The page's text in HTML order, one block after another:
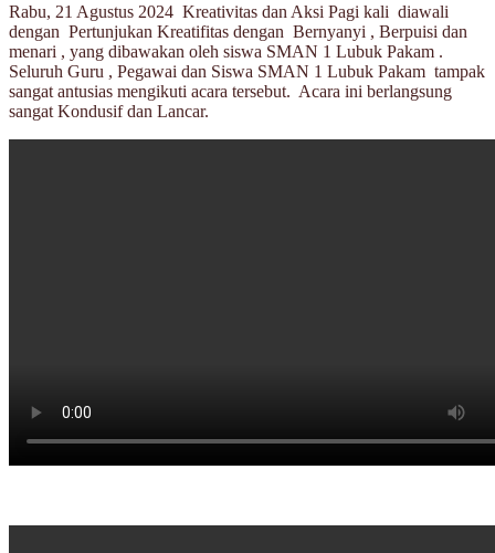
Rabu, 21 Agustus 2024 Kreativitas dan Aksi Pagi kali diawali
dengan Pertunjukan Kreatifitas dengan Bernyanyi , Berpuisi dan
menari , yang dibawakan oleh siswa SMAN 1 Lubuk Pakam .
Seluruh Guru , Pegawai dan Siswa SMAN 1 Lubuk Pakam tampak
sangat antusias mengikuti acara tersebut. Acara ini berlangsung
sangat Kondusif dan Lancar.